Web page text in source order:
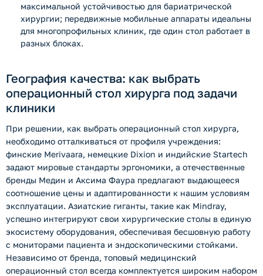
максимальной устойчивостью для бариатрической
хирургии; передвижные мобильные аппараты идеальны
для многопрофильных клиник, где один стол работает в
разных блоках.
География качества: как выбрать
операционный стол хирурга под задачи
клиники
При решении, как выбрать операционный стол хирурга,
необходимо отталкиваться от профиля учреждения:
финские Merivaara, немецкие Dixion и индийские Startech
задают мировые стандарты эргономики, а отечественные
бренды Медин и Аксима Фаура предлагают выдающееся
соотношение цены и адаптированности к нашим условиям
эксплуатации. Азиатские гиганты, такие как Mindray,
успешно интегрируют свои хирургические столы в единую
экосистему оборудования, обеспечивая бесшовную работу
с мониторами пациента и эндоскопическими стойками.
Независимо от бренда, топовый медицинский
операционный стол всегда комплектуется широким набором